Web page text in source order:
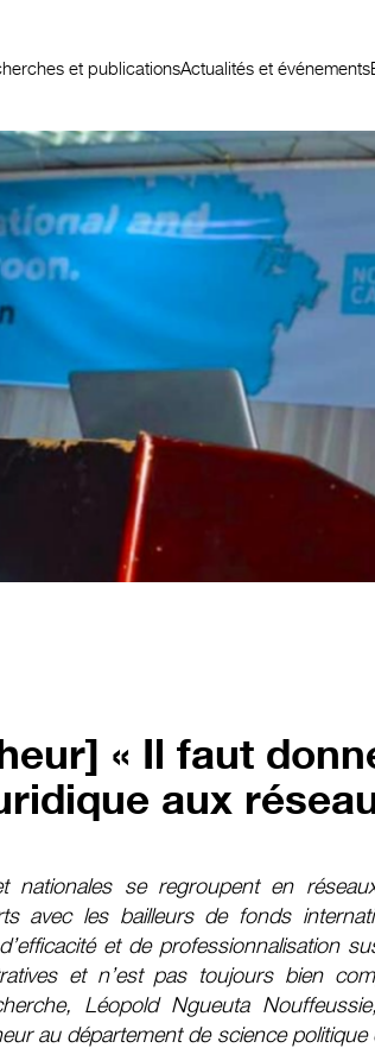
et publicationsActualités et événements
« Il faut
aux
nationales se regroupent en
avec les bailleurs de fonds
et de professionnalisation
et n’est pas toujours bien
Léopold Ngueuta
au département de science politique